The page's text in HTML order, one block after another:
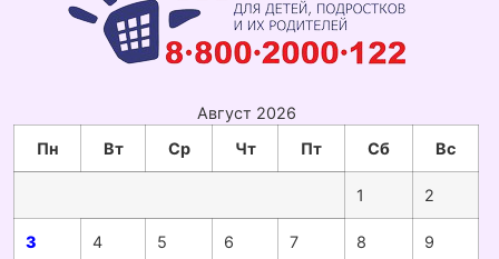
Август 2026
Пн
Вт Ср Чт Пт Сб Вс
1 2
3 4 5 6 7 8 9